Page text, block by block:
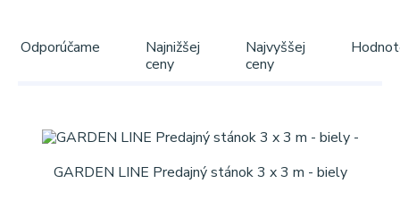
Odporúčame
Najnižšej
ceny
Najvyššej
ceny
GARDEN LINE Predajný stánok 3 x 3 m - biely